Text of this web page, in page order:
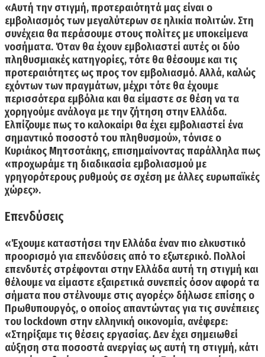
«Αυτή την στιγμή, προτεραιότητά μας είναι ο
εμβολιασμός των μεγαλύτερων σε ηλικία πολιτών. Στη
συνέχεια θα περάσουμε στους πολίτες με υποκείμενα
νοσήματα. Όταν θα έχουν εμβολιαστεί αυτές οι δύο
πληθυσμιακές κατηγορίες, τότε θα θέσουμε και τις
προτεραιότητες ως προς τον εμβολιασμό. Αλλά, καλώς
εχόντων των πραγμάτων, μέχρι τότε θα έχουμε
περισσότερα εμβόλια και θα είμαστε σε θέση να τα
χορηγούμε ανάλογα με την ζήτηση στην Ελλάδα.
Ελπίζουμε πως το καλοκαίρι θα έχει εμβολιαστεί ένα
σημαντικό ποσοστό του πληθυσμού», τόνισε ο
Κυριάκος Μητσοτάκης, επισημαίνοντας παράλληλα πως
«προχωράμε τη διαδικασία εμβολιασμού με
γρηγορότερους ρυθμούς σε σχέση με άλλες ευρωπαϊκές
χώρες».
Επενδύσεις
«Έχουμε καταστήσει την Ελλάδα έναν πιο ελκυστικό
προορισμό για επενδύσεις από το εξωτερικό. Πολλοί
επενδυτές στρέφονται στην Ελλάδα αυτή τη στιγμή και
θέλουμε να είμαστε εξαιρετικά συνεπείς όσον αφορά τα
σήματα που στέλνουμε στις αγορές» δήλωσε επίσης ο
Πρωθυπουργός, ο οποίος απαντώντας για τις συνέπειες
του lockdown στην ελληνική οικονομία, ανέφερε:
«Στηρίξαμε τις θέσεις εργασίας. Δεν έχει σημειωθεί
αύξηση στα ποσοστά ανεργίας ως αυτή τη στιγμή, κάτι